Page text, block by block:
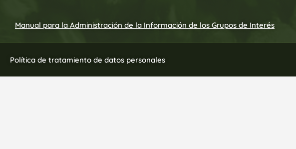
Manual para la Administración de la Información de los Grupos de Interés
Política de tratamiento de datos personales